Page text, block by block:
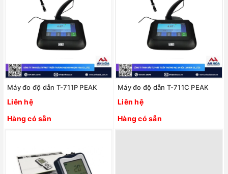
Máy đo độ dẫn T-711P PEAK
Liên hệ
Hàng có sẵn
Máy đo độ dẫn T-711C PEAK
Liên hệ
Hàng có sẵn